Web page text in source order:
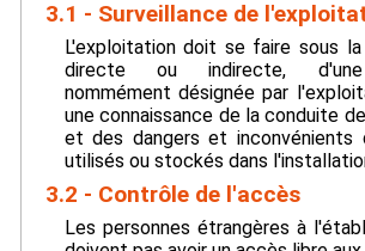
3.1 - Surveillance de
L'exploitation doit se faire sous la
directe ou indirecte, d'une
nommément désignée par
une connaissance de la conduite
et des dangers et inconvénients
utilisés ou stockés dans
3.2 - Contrôle de l'accès
Les personnes étrangères à